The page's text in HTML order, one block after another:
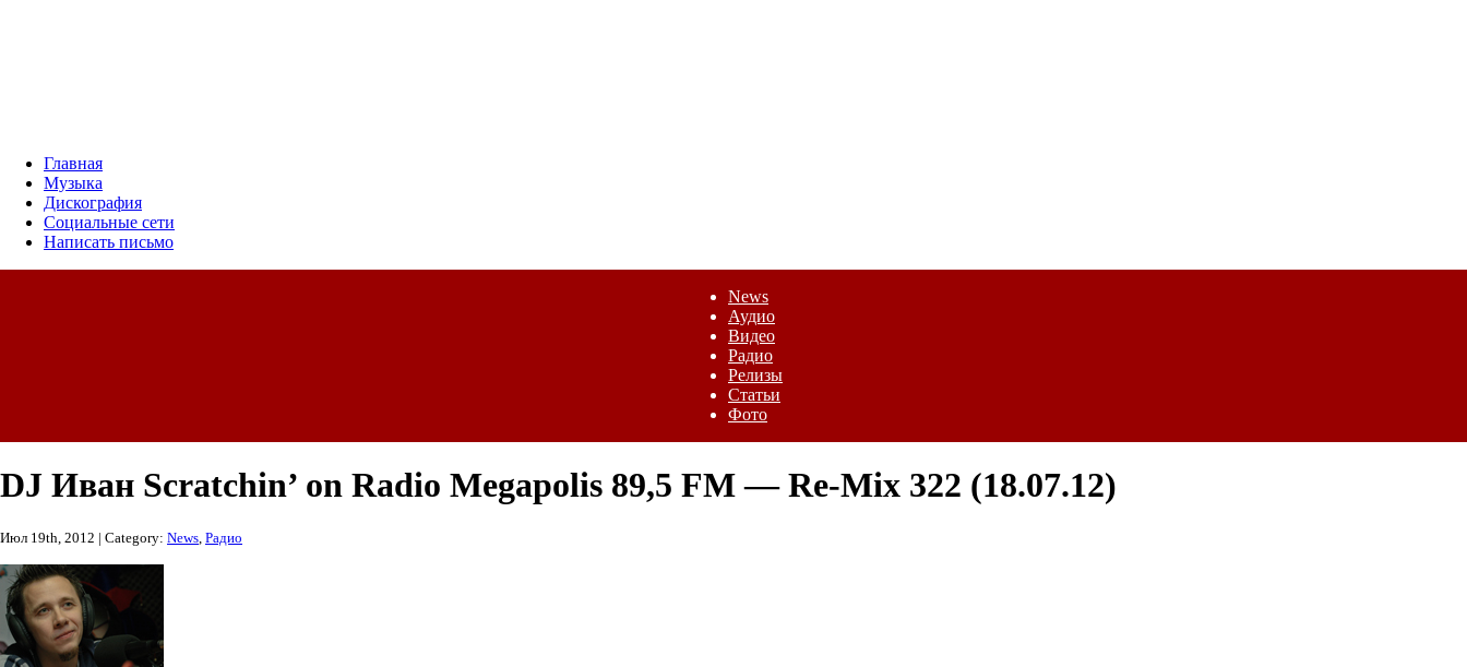
Главная
Музыка
Дискография
Социальные сети
Написать письмо
News
Аудио
Видео
Радио
Релизы
Статьи
Фото
DJ Иван Scratchin’ on Radio Megapolis 89,5 FM — Re-Mix 322 (18.07.12)
Июл 19th, 2012 | Category: News Радио